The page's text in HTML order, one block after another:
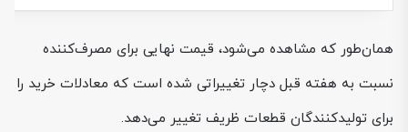
همان‌طور که مشاهده می‌شود، قیمت نهایی برای مصرف‌کننده
نسبت به هفته قبل دچار تغییراتی شده است که معادلات خرید را
برای تولیدکنندگان قطعات ظریف تغییر می‌دهد.